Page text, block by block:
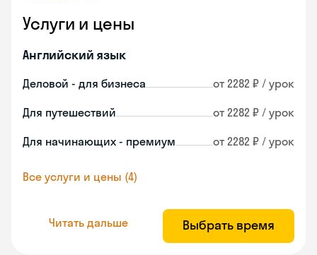
Услуги и цены
Английский язык
Деловой - для бизнеса от 2282 ₽ / урок
Для путешествий от 2282 ₽ / урок
Для начинающих - премиум от 2282 ₽ / урок
Все услуги и цены (4)
Читать дальше Выбрать время